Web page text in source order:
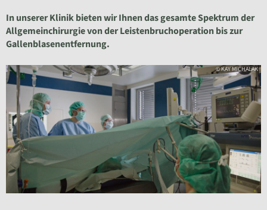
In unserer Klinik bieten wir Ihnen das gesamte Spektrum der
Allgemeinchirurgie von der Leistenbruchoperation bis zur
Gallenblasenentfernung.
© KAY MICHALAK